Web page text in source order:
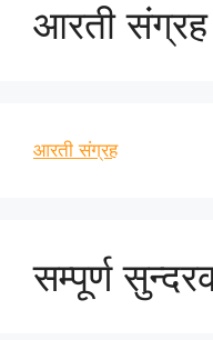
आरती संग्रह
आरती संग्रह
सम्पूर्ण